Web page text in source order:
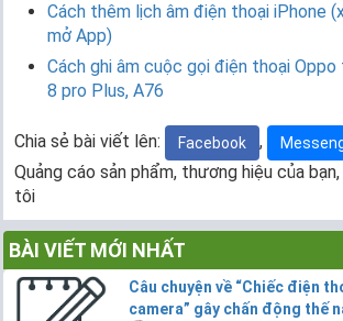
Cách thêm lịch âm điện thoại iPhone
mở App)
Cách ghi âm cuộc gọi điện thoại Oppo
8 pro Plus, A76
Chia sẻ bài viết lên: Facebook ,
Quảng cáo sản phẩm, thương hiệu của
tôi
BÀI VIẾT MỚI NHẤT
Câu chuyện về “Chiếc điện
camera” gây chấn động thế